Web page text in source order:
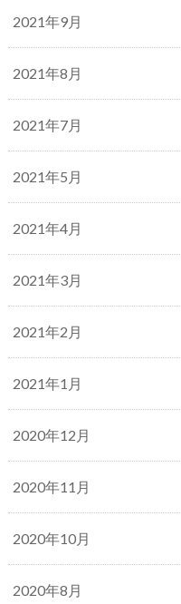
2021年9月
2021年8月
2021年7月
2021年5月
2021年4月
2021年3月
2021年2月
2021年1月
2020年12月
2020年11月
2020年10月
2020年8月